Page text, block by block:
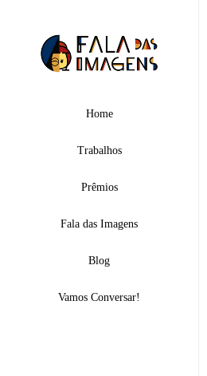
Home
Trabalhos
Prêmios
Fala das Imagens
Blog
Vamos Conversar!